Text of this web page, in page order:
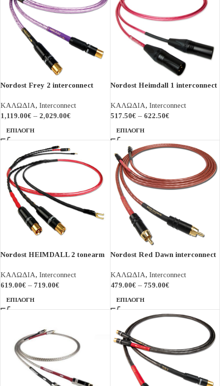
Nordost Frey 2 interconnect
ΚΑΛΩΔΙΑ, Interconnect
1,119.00€ – 2,029.00€
ΕΠΙΛΟΓΉ
Nordost Heimdall 1 interconnect
ΚΑΛΩΔΙΑ, Interconnect
517.50€ – 622.50€
ΕΠΙΛΟΓΉ
Nordost HEIMDALL 2 tonearm
ΚΑΛΩΔΙΑ, Interconnect
619.00€ – 719.00€
ΕΠΙΛΟΓΉ
Nordost Red Dawn interconnect
ΚΑΛΩΔΙΑ, Interconnect
479.00€ – 759.00€
ΕΠΙΛΟΓΉ